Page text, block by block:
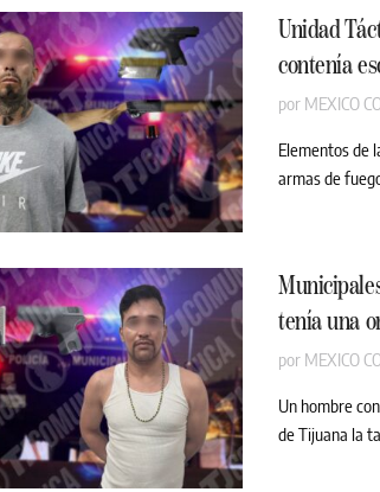
Unidad
contenía
por MEXICO
Elementos de
armas de
tenía una
por MEXICO
Un hombre
de Tijuana la